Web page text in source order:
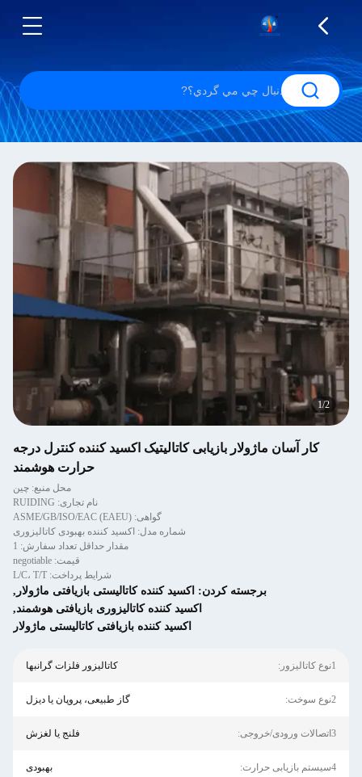
2/2
کار آسان ماژولار بازیابی کاتالیتیک اکسید کننده کنترل درجه
حرارت هوشمند
محل منبع: چین
نام تجاری: RUIDING
گواهی: ASME/GB/ISO/EAC (EAEU)
شماره مدل: اکسید کننده بهبودی کاتالیزوری
مقدار حداقل تعداد سفارش: 1
قیمت: negotiable
شرایط پرداخت: L/C، T/T
برجسته کردن: اکسید کننده کاتالیستی بازیافتی ماژولار ,
اکسید کننده کاتالیزوری بازیافتی هوشمند,
اکسید کننده بازیافتی کاتالیستی ماژولار
1نوع کاتالیزور: کاتالیزور فلزات گرانبها
2نوع سوخت: گاز طبیعی، پروپان یا دیزل
3اتصالات ورودی/خروجی: فلنج یا لغزش
4سیستم بازیابی حرارت: بهبودی